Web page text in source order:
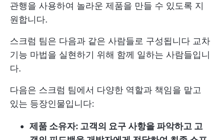
관행을 사용하여 놀라운 제품을 만들 수 있도록 지
원합니다.
스크럼 팀은 다음과 같은 사람들로 구성됩니다 교차
기능 마법을 실현하기 위해 함께 일하는 사람들입니
다.
다음은 스크럼 팀에서 다양한 역할과 책임을 맡고
있는 등장인물입니다:
제품 소유자: 고객의 요구 사항을 파악하고 고